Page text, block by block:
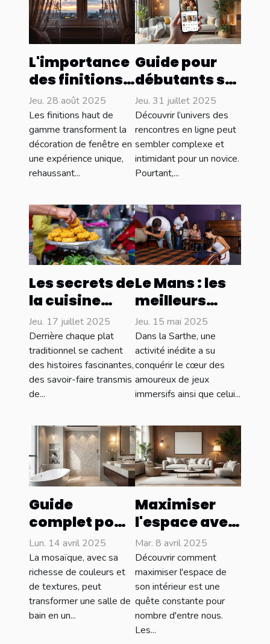
L'importance
des finitions
haut de
gamme pour
vos
décorations
de fenêtre
Jeu. 28 août 2025
Les finitions haut de
gamme transforment la
décoration de fenêtre en
une expérience unique,
rehaussant...
Guide pour
débutants sur
les
rencontres en
ligne : par où
commencer ?
Jeu. 31 juillet 2025
Découvrir l’univers des
rencontres en ligne peut
sembler complexe et
intimidant pour un novice.
Pourtant,...
Les secrets de
la cuisine
locale :
délices et
traditions
culinaires
Jeu. 17 juillet 2025
Derrière chaque plat
traditionnel se cachent
des histoires fascinantes,
des savoir-faire transmis
de...
Le Mans : les
meilleurs
escape
games à
découvrir
absolument !
Jeu. 15 mai 2025
Dans la Sarthe, une
activité inédite a su
conquérir le cœur des
amoureux de jeux
immersifs ainsi que celui...
Guide
complet pour
choisir la
mosaïque
idéale pour
salles de bain
Lun. 14 avril 2025
La mosaïque, avec sa
richesse de couleurs et
de textures, peut
transformer une salle de
bain en un...
Maximiser
l'espace avec
des meubles
sur mesure :
astuces et
avantages
Mar. 8 avril 2025
Découvrir comment
maximiser l'espace de
son intérieur est une
quête constante pour
nombre d'entre nous.
Les...